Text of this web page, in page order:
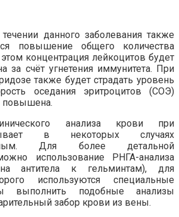
данного заболевания также
повышение общего количества
концентрация лейкоцитов будет
за счёт угнетения иммунитета. При
также будет страдать уровень
оседания эритроцитов (СОЭ)
повышена.
анализа крови при
в некоторых случаях
Для более детальной
использование РНГА-анализа
антитела к гельминтам), для
используются специальные
выполнить подобные анализы
забор крови из вены.